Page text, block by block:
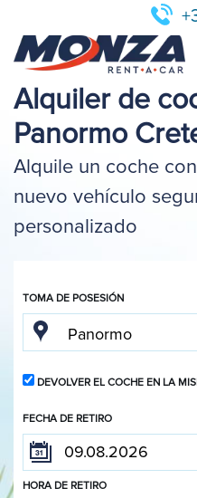
Alquiler de
Panormo
Alquile un coche
nuevo vehículo
personalizado
TOMA DE POSESIÓN
DEVOLVER EL COCHE EN LA
FECHA DE RETIRO
HORA DE RETIRO